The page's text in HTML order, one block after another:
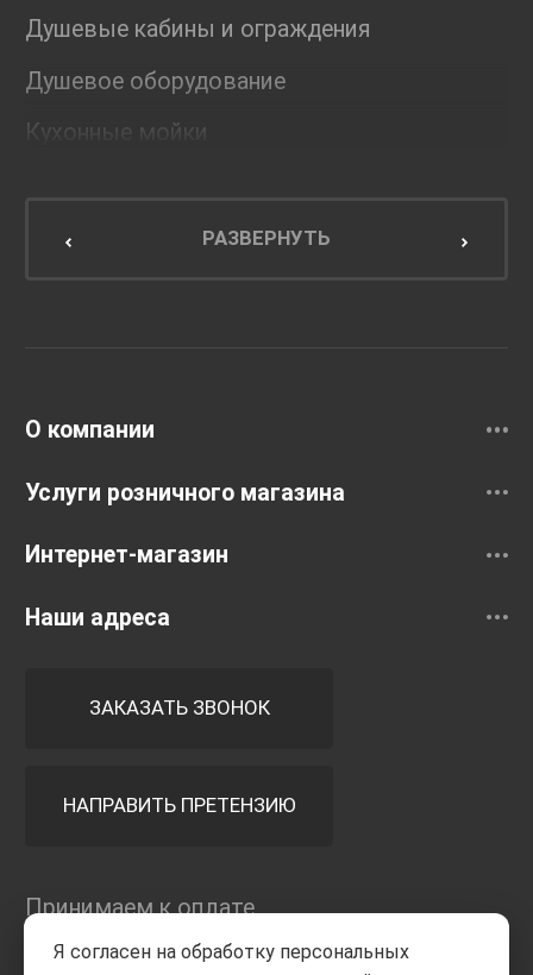
Душевые кабины и ограждения
Душевое оборудование
Кухонные мойки
Мебель для кухниРАЗВЕРНУТЬ
О компании
Услуги розничного магазина
Интернет-магазин
Наши адреса
ЗАКАЗАТЬ ЗВОНОК
НАПРАВИТЬ ПРЕТЕНЗИЮ
Принимаем к оплате
Я согласен на обработку персональных